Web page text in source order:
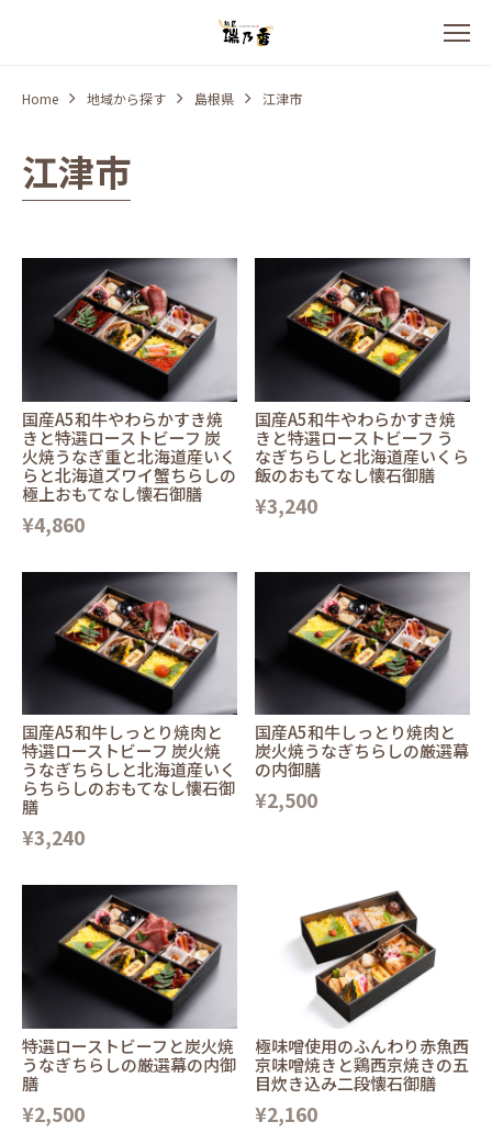
Home 地域から探す 島根県 江津市
江津市
国産A5和牛やわらかすき焼
きと特選ローストビーフ 炭
火焼うなぎ重と北海道産いく
らと北海道ズワイ蟹ちらしの
極上おもてなし懐石御膳
¥4,860
国産A5和牛やわらかすき焼
きと特選ローストビーフ う
なぎちらしと北海道産いくら
飯のおもてなし懐石御膳
¥3,240
国産A5和牛しっとり焼肉と
特選ローストビーフ 炭火焼
うなぎちらしと北海道産いく
らちらしのおもてなし懐石御
膳
¥3,240
国産A5和牛しっとり焼肉と
炭火焼うなぎちらしの厳選幕
の内御膳
¥2,500
特選ローストビーフと炭火焼
うなぎちらしの厳選幕の内御
膳
¥2,500
極味噌使用のふんわり赤魚西
京味噌焼きと鶏西京焼きの五
目炊き込み二段懐石御膳
¥2,160